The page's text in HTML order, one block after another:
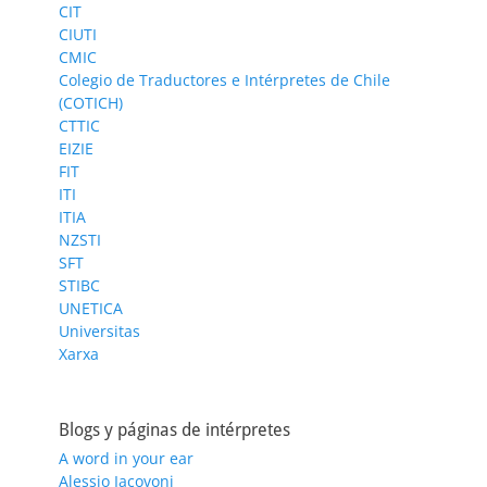
CIT
CIUTI
CMIC
Colegio de Traductores e Intérpretes de Chile
(COTICH)
CTTIC
EIZIE
FIT
ITI
ITIA
NZSTI
SFT
STIBC
UNETICA
Universitas
Xarxa
Blogs y páginas de intérpretes
A word in your ear
Alessio Iacovoni